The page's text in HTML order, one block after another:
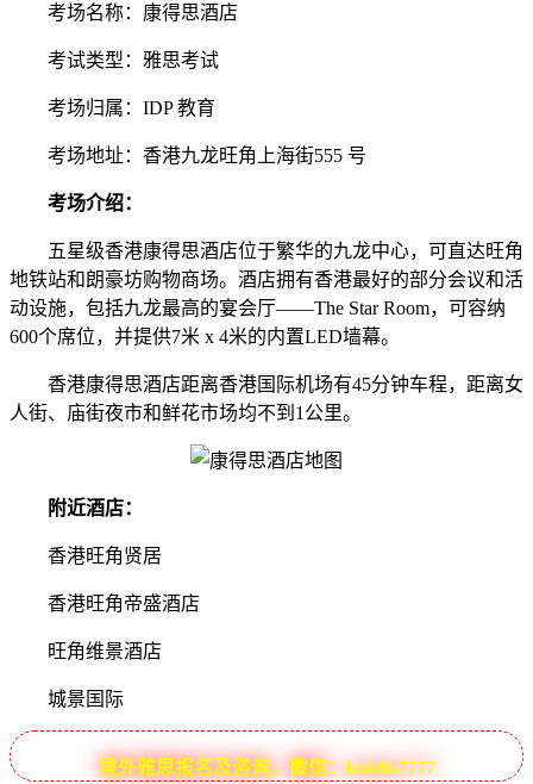
考场名称：康得思酒店
考试类型：雅思考试
考场归属：IDP 教育
考场地址：香港九龙旺角上海街555 号
考场介绍：
五星级香港康得思酒店位于繁华的九龙中心，可直达旺角
地铁站和朗豪坊购物商场。酒店拥有香港最好的部分会议和活
动设施，包括九龙最高的宴会厅——The Star Room，可容纳
600个席位，并提供7米 x 4米的内置LED墙幕。
香港康得思酒店距离香港国际机场有45分钟车程，距离女
人街、庙街夜市和鲜花市场均不到1公里。
附近酒店：
香港旺角贤居
香港旺角帝盛酒店
旺角维景酒店
城景国际
境外雅思报名及咨询，微信：koielts7777